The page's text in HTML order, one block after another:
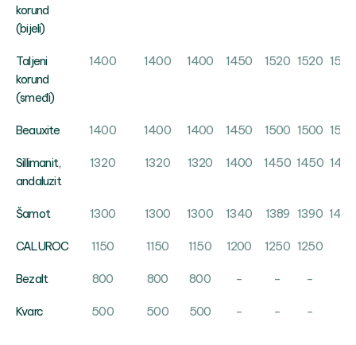
korund
(bijeli)
Taljeni
korund
(smeđi)
1400 1400 1400 1450 1520 1520 1580
Beauxite 1400 1400 1400 1450 1500 1500 1550
Sillimanit,
andaluzit
1320 1320 1320 1400 1450 1450 1499
Šamot 1300 1300 1300 1340 1389 1390 1450
CALUROC 1150 1150 1150 1200 1250 1250
Bezalt 800 800 800 - - -
Kvarc 500 500 500 - - -